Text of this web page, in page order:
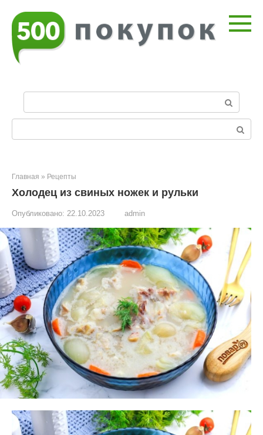
контенту
о
и
Главная » Рецепты
Холодец из свиных ножек и рульки
Опубликовано: 22.10.2023 admin